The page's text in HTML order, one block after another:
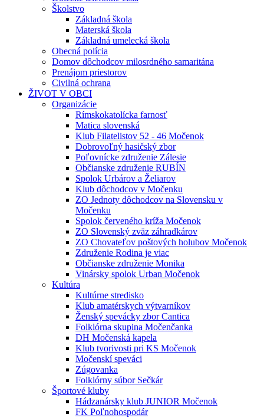
Školstvo
Základná škola
Materská škola
Základná umelecká škola
Obecná polícia
Domov dôchodcov milosrdného samaritána
Prenájom priestorov
Civilná ochrana
ŽIVOT V OBCI
Organizácie
Rímskokatolícka farnosť
Matica slovenská
Klub Filatelistov 52 - 46 Močenok
Dobrovoľný hasičský zbor
Poľovnícke združenie Zálesie
Občianske združenie RUBÍN
Spolok Urbárov a Želiarov
Klub dôchodcov v Močenku
ZO Jednoty dôchodcov na Slovensku v
Močenku
Spolok červeného kríža Močenok
ZO Slovenský zväz záhradkárov
ZO Chovateľov poštových holubov Močenok
Združenie Rodina je viac
Občianske združenie Monika
Vinársky spolok Urban Močenok
Kultúra
Kultúrne stredisko
Klub amatérskych výtvarníkov
Ženský spevácky zbor Cantica
Folklórna skupina Močenčanka
DH Močenská kapela
Klub tvorivosti pri KS Močenok
Močenskí speváci
Zúgovanka
Folklórny súbor Sečkár
Športové kluby
Hádzanársky klub JUNIOR Močenok
FK Poľnohospodár